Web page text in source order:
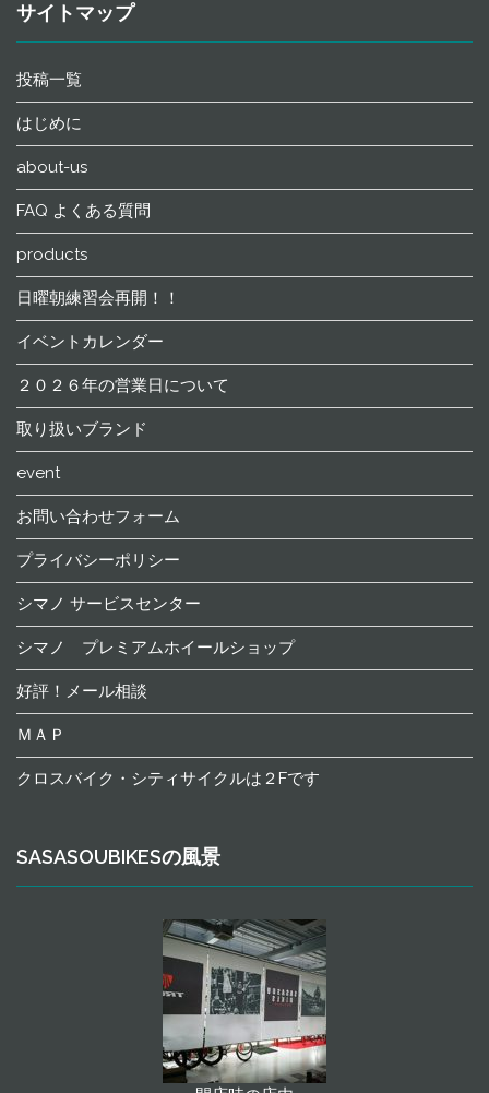
サイトマップ
投稿一覧
はじめに
about-us
FAQ よくある質問
products
日曜朝練習会再開！！
イベントカレンダー
２０２６年の営業日について
取り扱いブランド
event
お問い合わせフォーム
プライバシーポリシー
シマノ サービスセンター
シマノ プレミアムホイールショップ
好評！メール相談
ＭＡＰ
クロスバイク・シティサイクルは２Fです
SASASOUBIKESの風景